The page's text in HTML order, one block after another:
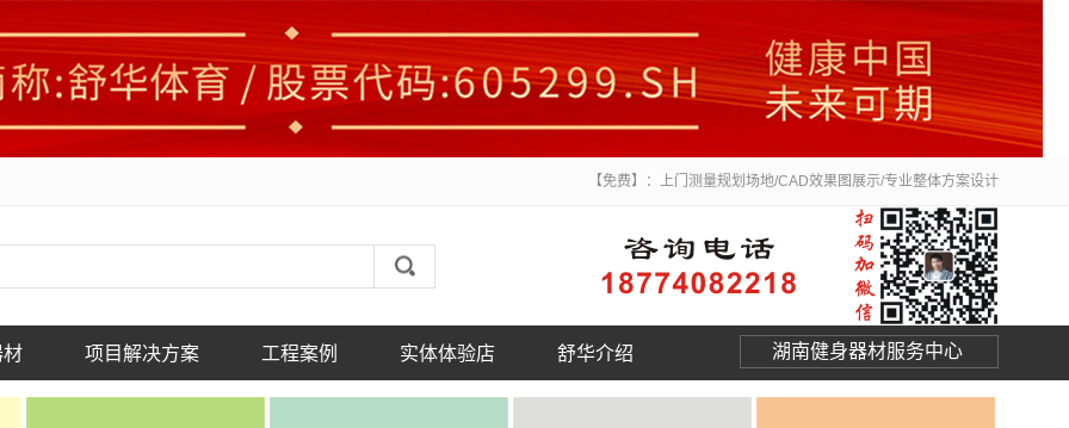
【免费】：上门测量规划场地/CAD效果图展示/专业整体方案设计
项目解决方案 工程案例 实体体验店 舒华介绍 湖南健身器材服务中心